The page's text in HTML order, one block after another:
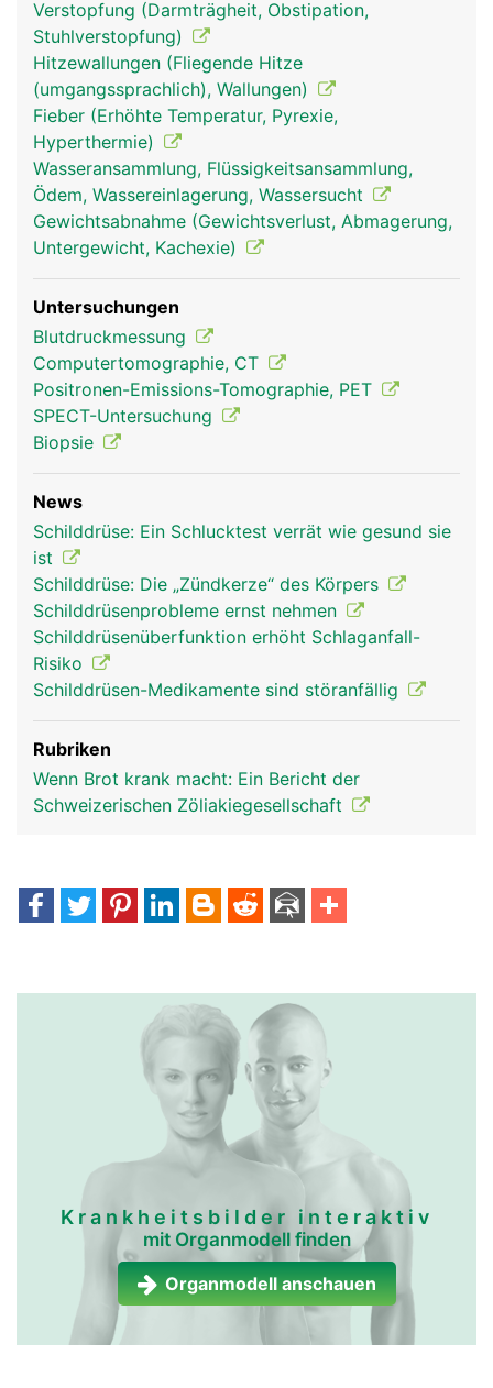
Schilddrüse Frau Schilddrüse Mann
Verstopfung (Darmträgheit, Obstipation,
Stuhlverstopfung)
Hitzewallungen (Fliegende Hitze
(umgangssprachlich), Wallungen)
Fieber (Erhöhte Temperatur, Pyrexie,
Hyperthermie)
Wasseransammlung, Flüssigkeitsansammlung,
Ödem, Wassereinlagerung, Wassersucht
Gewichtsabnahme (Gewichtsverlust, Abmagerung,
Untergewicht, Kachexie)
Untersuchungen
Blutdruckmessung
Computertomographie, CT
Positronen-Emissions-Tomographie, PET
SPECT-Untersuchung
Biopsie
News
Schilddrüse: Ein Schlucktest verrät wie gesund sie
ist
Schilddrüse: Die „Zündkerze“ des Körpers
Schilddrüsenprobleme ernst nehmen
Schilddrüsenüberfunktion erhöht Schlaganfall-
Risiko
Schilddrüsen-Medikamente sind störanfällig
Rubriken
Wenn Brot krank macht: Ein Bericht der
Schweizerischen Zöliakiegesellschaft
Krankheitsbilder interaktiv
mit Organmodell finden
Organmodell anschauen